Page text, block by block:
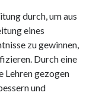
durch, um aus
eines
zu gewinnen,
Durch eine
Lehren gezogen
und